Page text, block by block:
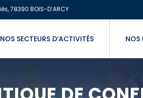
78390 BOIS-D’ARCY
NOS SECTEURS D’ACTIVITÉS NOS